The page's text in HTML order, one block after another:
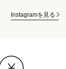
Instagramを見る